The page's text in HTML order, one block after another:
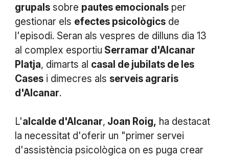
grupalssobre pautes emocionalsper
gestionar els efectes psicològicsde
l'episodi. Seran als vespres de dilluns dia 13
al complex esportiu Serramar d'Alcanar
Platja, dimarts al casal de jubilats de les
Casesi dimecres als serveis agraris
d'Alcanar.
L'alcalde d'Alcanar, Joan Roig, ha destacat
la necessitat d'oferir un "primer servei
d'assistència psicològica on es puga crear